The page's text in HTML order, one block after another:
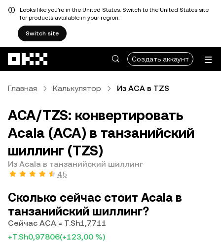
Looks like you're in the United States. Switch to the United States site
for products available in your region.
Switch site
Создать аккаунт
Главная Калькулятор Из ACA в TZS
ACA/TZS: конвертировать
Acala (ACA) в танзанийский
шиллинг (TZS)
Из Acala в танзанийский шиллинг
4,5
Сколько сейчас стоит Acala в
танзанийский шиллинг?
Сейчас ACA = T.Sh1,7711
+T.Sh0,97806(+123,00 %)